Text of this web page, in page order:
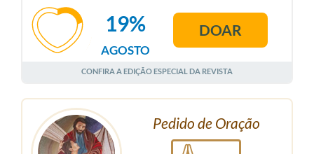
AGOSTO
19% DOAR
CONFIRA A EDIÇÃO ESPECIAL DA REVISTA
Pedido de Oração